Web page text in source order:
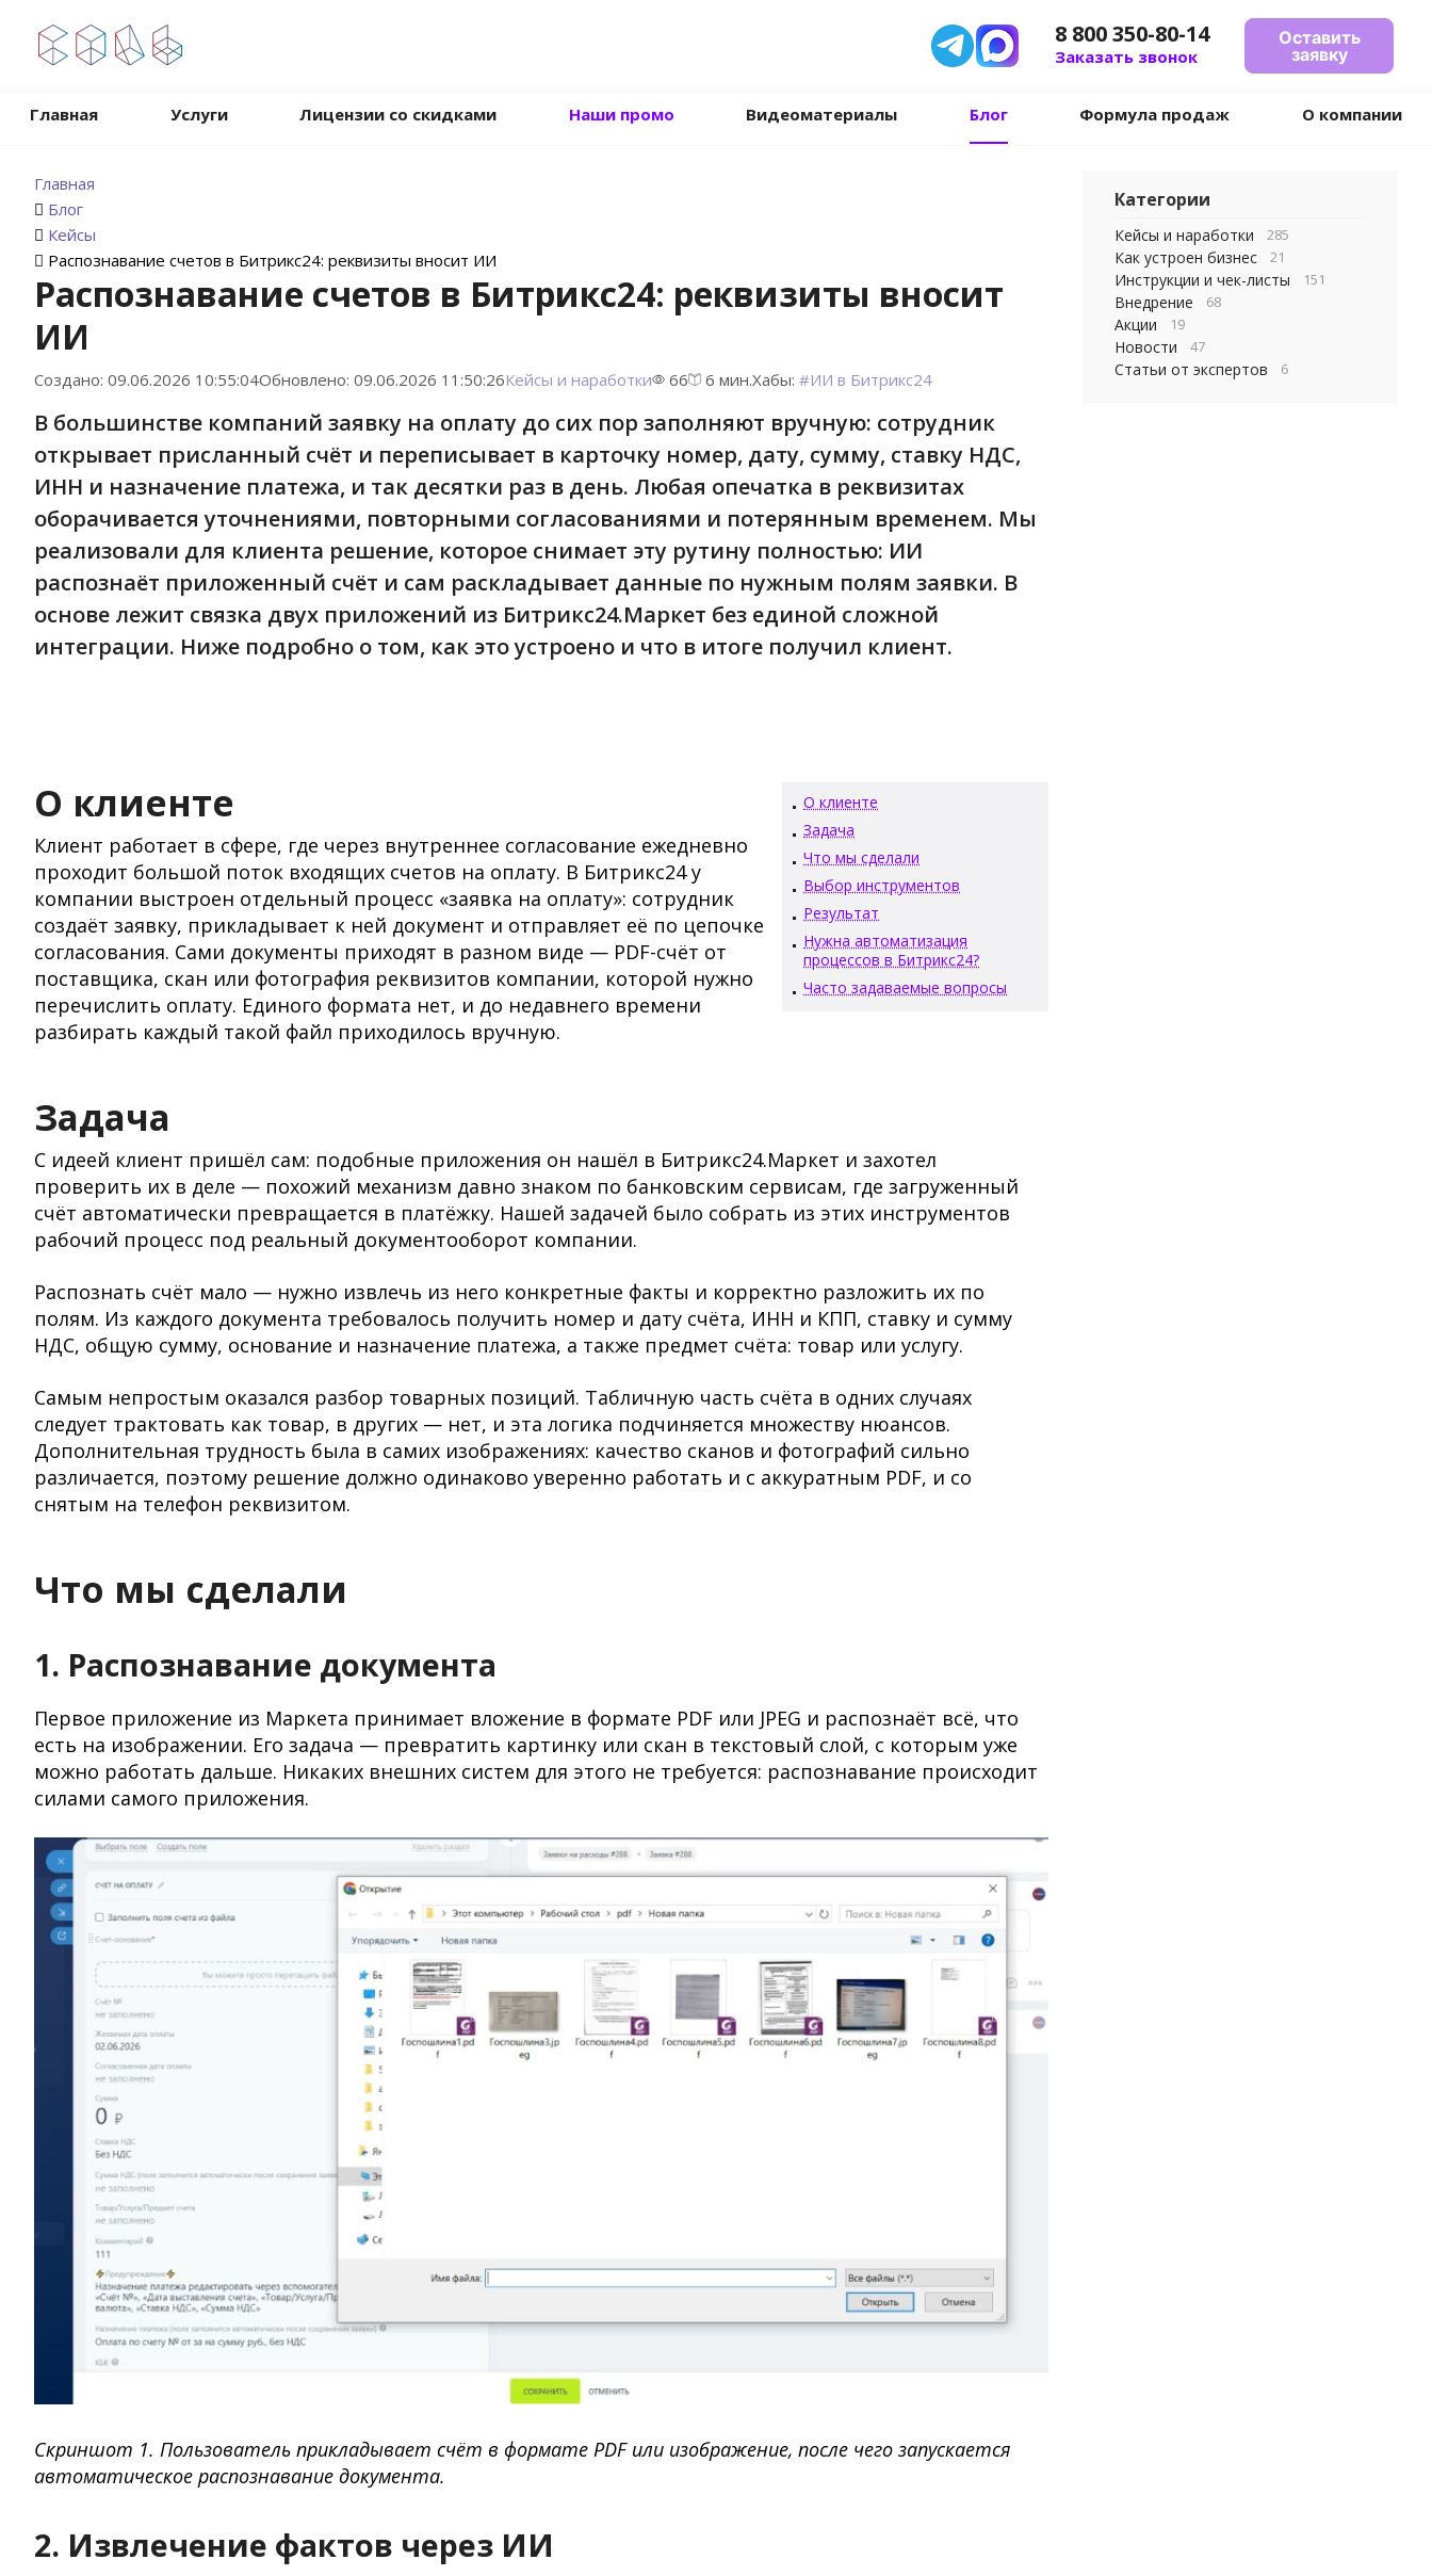
8 800 350-80-14
Заказать звонок
Оставить
заявку
Главная Услуги Лицензии со скидками Наши промо Видеоматериалы Блог Формула продаж О компании
Главная
Блог
Кейсы
Распознавание счетов в Битрикс24: реквизиты вносит ИИ
Распознавание счетов в Битрикс24: реквизиты вносит
ИИ
Создано: 09.06.2026 10:55:04Обновлено: 09.06.2026 11:50:26Кейсы и наработки 66 6 мин.Хабы: #ИИ в Битрикс24
В большинстве компаний заявку на оплату до сих пор заполняют вручную: сотрудник
открывает присланный счёт и переписывает в карточку номер, дату, сумму, ставку НДС,
ИНН и назначение платежа, и так десятки раз в день. Любая опечатка в реквизитах
оборачивается уточнениями, повторными согласованиями и потерянным временем. Мы
реализовали для клиента решение, которое снимает эту рутину полностью: ИИ
распознаёт приложенный счёт и сам раскладывает данные по нужным полям заявки. В
основе лежит связка двух приложений из Битрикс24.Маркет без единой сложной
интеграции. Ниже подробно о том, как это устроено и что в итоге получил клиент.
О клиенте
Задача
Что мы сделали
Выбор инструментов
Результат
Нужна автоматизация
процессов в Битрикс24?
Часто задаваемые вопросы
О клиенте
Клиент работает в сфере, где через внутреннее согласование ежедневно
проходит большой поток входящих счетов на оплату. В Битрикс24 у
компании выстроен отдельный процесс «заявка на оплату»: сотрудник
создаёт заявку, прикладывает к ней документ и отправляет её по цепочке
согласования. Сами документы приходят в разном виде — PDF-счёт от
поставщика, скан или фотография реквизитов компании, которой нужно
перечислить оплату. Единого формата нет, и до недавнего времени
разбирать каждый такой файл приходилось вручную.
Задача
С идеей клиент пришёл сам: подобные приложения он нашёл в Битрикс24.Маркет и захотел
проверить их в деле — похожий механизм давно знаком по банковским сервисам, где загруженный
счёт автоматически превращается в платёжку. Нашей задачей было собрать из этих инструментов
рабочий процесс под реальный документооборот компании.
Распознать счёт мало — нужно извлечь из него конкретные факты и корректно разложить их по
полям. Из каждого документа требовалось получить номер и дату счёта, ИНН и КПП, ставку и сумму
НДС, общую сумму, основание и назначение платежа, а также предмет счёта: товар или услугу.
Самым непростым оказался разбор товарных позиций. Табличную часть счёта в одних случаях
следует трактовать как товар, в других — нет, и эта логика подчиняется множеству нюансов.
Дополнительная трудность была в самих изображениях: качество сканов и фотографий сильно
различается, поэтому решение должно одинаково уверенно работать и с аккуратным PDF, и со
снятым на телефон реквизитом.
Что мы сделали
1. Распознавание документа
Первое приложение из Маркета принимает вложение в формате PDF или JPEG и распознаёт всё, что
есть на изображении. Его задача — превратить картинку или скан в текстовый слой, с которым уже
можно работать дальше. Никаких внешних систем для этого не требуется: распознавание происходит
силами самого приложения.
Скриншот 1. Пользователь прикладывает счёт в формате PDF или изображение, после чего запускается
автоматическое распознавание документа.
2. Извлечение фактов через ИИ
Категории
Кейсы и наработки 285
Как устроен бизнес 21
Инструкции и чек-листы 151
Внедрение 68
Акции 19
Новости 47
Статьи от экспертов 6